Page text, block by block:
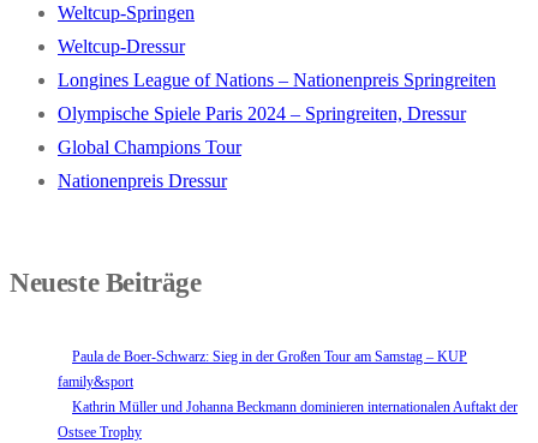
Weltcup-Springen
Weltcup-Dressur
Longines League of Nations – Nationenpreis Springreiten
Olympische Spiele Paris 2024 – Springreiten, Dressur
Global Champions Tour
Nationenpreis Dressur
Neueste Beiträge
Paula de Boer-Schwarz: Sieg in der Großen Tour am Samstag – KUP
family&sport
Kathrin Müller und Johanna Beckmann dominieren internationalen Auftakt der
Ostsee Trophy